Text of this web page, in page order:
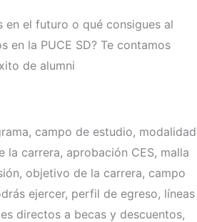
en el futuro o qué consigues al
en la PUCE SD? Te contamos
de alumni
campo de estudio, modalidad
la carrera, aprobación CES, malla
objetivo de la carrera, campo
ejercer, perfil de egreso, líneas
directos a becas y descuentos,